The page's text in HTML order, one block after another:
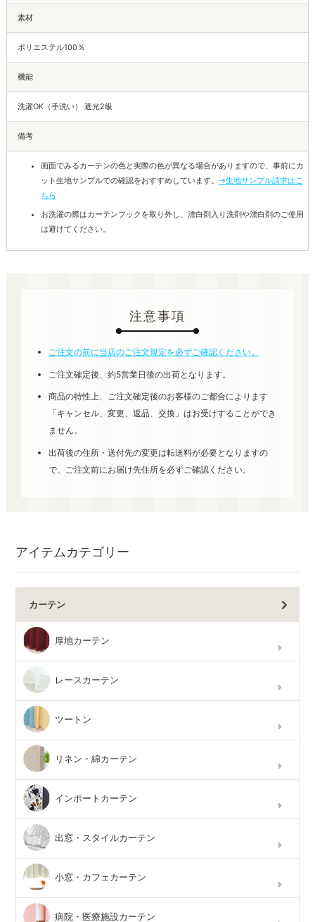
素材
ポリエステル100％
機能
洗濯OK（手洗い） 遮光2級
備考
画面でみるカーテンの色と実際の色が異なる場合がありますので、事前にカ
ット生地サンプルでの確認をおすすめしています。 →生地サンプル請求はこ
ちら
お洗濯の際はカーテンフックを取り外し、漂白剤入り洗剤や漂白剤のご使用
は避けてください。
注意事項
ご注文の前に当店のご注文規定を必ずご確認ください。
ご注文確定後、約5営業日後の出荷となります。
商品の特性上、ご注文確定後のお客様のご都合によります
「キャンセル、変更、返品、交換」はお受けすることができ
ません。
出荷後の住所・送付先の変更は転送料が必要となりますの
で、ご注文前にお届け先住所を必ずご確認ください。
アイテムカテゴリー
カーテン
厚地カーテン
レースカーテン
ツートン
リネン・綿カーテン
インポートカーテン
出窓・スタイルカーテン
小窓・カフェカーテン
病院・医療施設カーテン